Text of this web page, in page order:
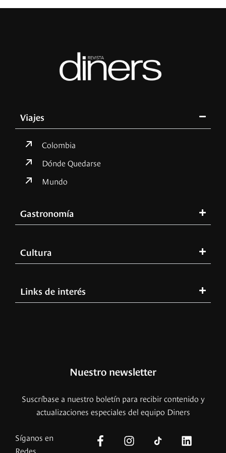
Viajes
Colombia
Dónde Quedarse
Mundo
Gastronomía
Cultura
Links de interés
Nuestro newsletter
Suscríbase a nuestro boletín para recibir contenido y
actualizaciones especiales del equipo Diners
Síganos en
Redes